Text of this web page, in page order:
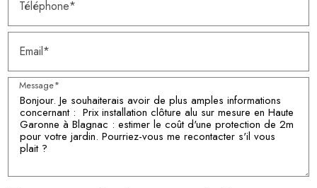
Téléphone*
Email*
Message*